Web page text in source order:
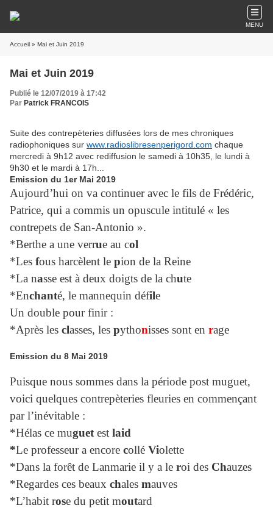
MENU
Accueil » Mai et Juin 2019
Mai et Juin 2019
Publié le 12/07/2019 à 17:42
Par Patrick FRANCOIS
Suite des contrepèteries diffusées lors de mes chroniques
radiophoniques sur www.radioslibresenperigord.com chaque
mercredi à 9h12 avec rediffusion le samedi à 10h35, le lundi à
9h30 et le mardi à 17h...
Emission du 1er Mai 2019
Aujourd’hui on va continuer avec le fils de Frédéric,
Patrice, qui a commis un opuscule intitulé « les
contrepets de San-Antonio ».
*Berthe a une verrue au col
*Les fous harcèlent le pion de la Reine
*La nasse est à deux doigts de la chute
*Enchanté, le mannequin défile
Un double pour finir :
*Après les classes, les pythonisses sont en rage
Emission du 8 Mai 2019
Puisque nous sommes dans la période post muguet,
voici quelques contrepèteries fleuries en commençant
par l’inévitable :
*Hélas ce muguet est laid
*Le professeur a encore collé Violette
*Dans la forêt de Lanmarie il y a le roi des Chauzes
*Regardes ces beaux chales mauves
*L’habit rose du petit moutard